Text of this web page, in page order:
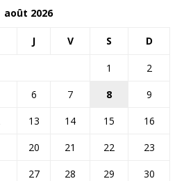
août 2026
J V S D
1
2
6 7 8
9
13 14 15
16
20 21 22
23
27 28 29
30